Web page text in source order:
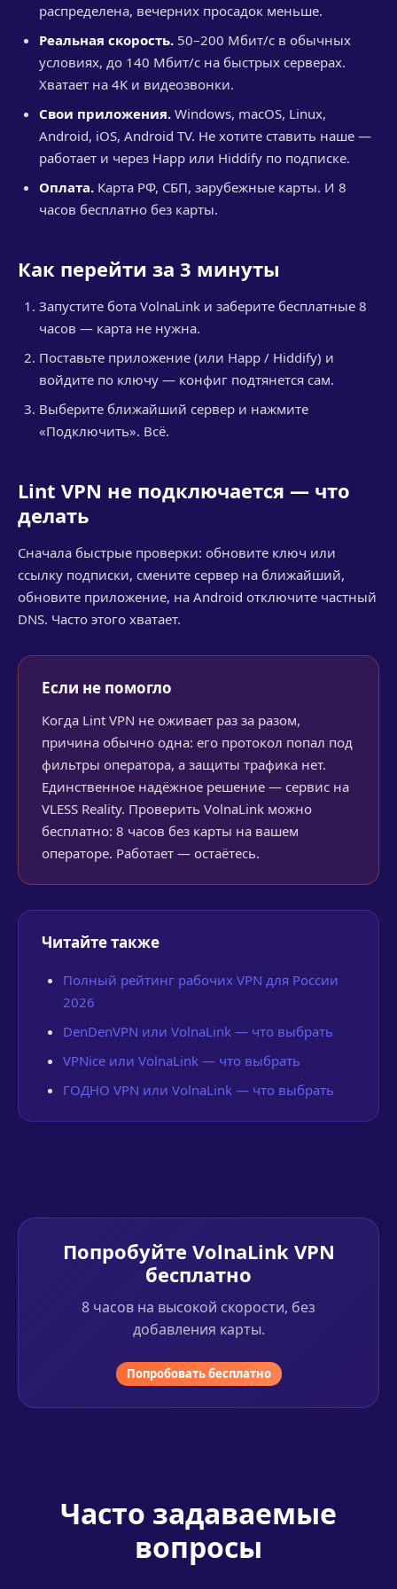
распределена, вечерних просадок меньше.
Реальная скорость. 50–200 Мбит/с в обычных
условиях, до 140 Мбит/с на быстрых серверах.
Хватает на 4K и видеозвонки.
Свои приложения. Windows, macOS, Linux,
Android, iOS, Android TV. Не хотите ставить наше —
работает и через Happ или Hiddify по подписке.
Оплата. Карта РФ, СБП, зарубежные карты. И 8
часов бесплатно без карты.
Как перейти за 3 минуты
Запустите бота VolnaLink и заберите бесплатные 8
часов — карта не нужна.
Поставьте приложение (или Happ / Hiddify) и
войдите по ключу — конфиг подтянется сам.
Выберите ближайший сервер и нажмите
«Подключить». Всё.
Lint VPN не подключается — что
делать
Сначала быстрые проверки: обновите ключ или
ссылку подписки, смените сервер на ближайший,
обновите приложение, на Android отключите частный
DNS. Часто этого хватает.
Если не помогло
Когда Lint VPN не оживает раз за разом,
причина обычно одна: его протокол попал под
фильтры оператора, а защиты трафика нет.
Единственное надёжное решение — сервис на
VLESS Reality. Проверить VolnaLink можно
бесплатно: 8 часов без карты на вашем
операторе. Работает — остаётесь.
Читайте также
Полный рейтинг рабочих VPN для России
2026
DenDenVPN или VolnaLink — что выбрать
VPNice или VolnaLink — что выбрать
ГОДНО VPN или VolnaLink — что выбрать
Попробуйте VolnaLink VPN
бесплатно
8 часов на высокой скорости, без
добавления карты.
Попробовать бесплатно
Часто задаваемые
вопросы